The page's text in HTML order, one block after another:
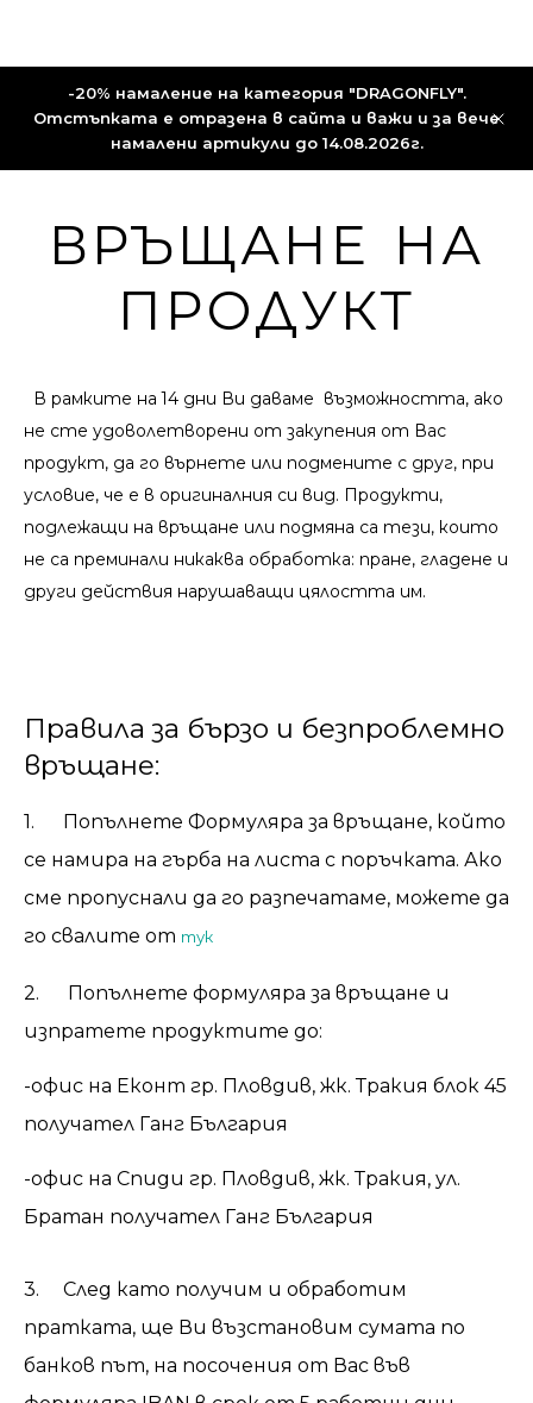
-20% намаление на категория "DRAGONFLY".
Отстъпката е отразена в сайта и важи и за вече
намалени артикули до 14.08.2026г.
ВРЪЩАНЕ НА
ПРОДУКТ
В рамките на 14 дни Ви даваме възможността, ако
не сте удoволетворени от закупения от Вас
продукт, да го върнете или подмените с друг, при
условие, че е в оригиналния си вид. Продукти,
подлежащи на връщане или подмяна са тези, които
не са преминали никаква обработка: пране, гладене и
други действия нарушаващи цялостта им.
Правила за бързо и безпроблемно
връщане:
1. Попълнете Формуляра за връщане, който
се намира на гърба на листа с поръчката. Ако
сме пропуснали да го разпечатаме, можете да
го свалите от тук
2. Попълнете формуляра за връщане и
изпратете продуктите до:
-офис на Еконт гр. Пловдив, жк. Тракия блок 45
получател Ганг България
-офис на Спиди гр. Пловдив, жк. Тракия, ул.
Братан получател Ганг България
3. След като получим и обработим
пратката, ще Ви възстановим сумата по
банков път, на посочения от Вас във